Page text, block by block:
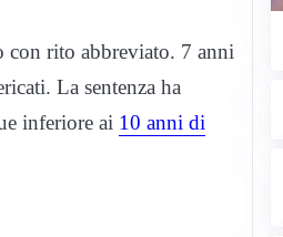
con rito abbreviato. 7 anni
La sentenza ha
inferiore ai 10 anni di